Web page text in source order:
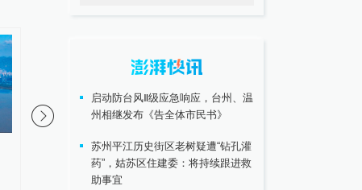
南通一烧烤店主长期用猪肉冒充
牛羊肉售卖，被判刑并处罚金12
浙江绍兴新昌县通报“
闭式课程体系等相关问
启动防台风Ⅱ级应急响应，台州、温
州相继发布《告全体市民书》
苏州平江历史街区老树疑遭“钻孔灌
药”，姑苏区住建委：将持续跟进救
助事宜